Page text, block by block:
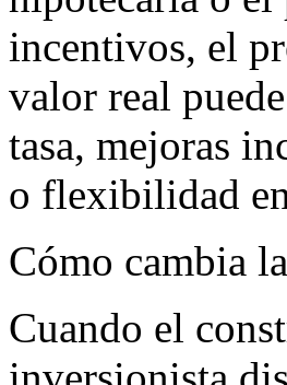
incentivos, el
valor real
tasa, mejoras
o flexibilidad
Cómo cambia
Cuando el